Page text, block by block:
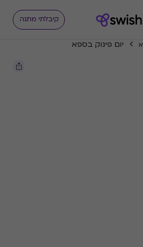
קיבלתי מתנה
יום פינוק בספא